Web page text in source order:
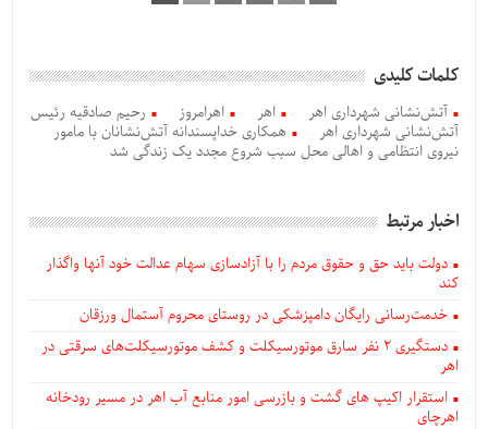
کلمات کلیدی
آتش‌نشانی شهرداری اهر اهر اهرامروز
رحیم صادقیه رئیس
آتش‌نشانی شهرداری اهر
همکاری‌ خداپسندانه آتش‌نشانان با مامور
نیروی انتظامی و اهالی محل سبب شروع مجدد یک زندگی شد
اخبار مرتبط
دولت باید حق و حقوق مردم را با آزادسازی سهام عدالت خود آنها واگذار
کند
خدمت‌رسانی رایگان دامپزشکی در روستای محروم آستمال ورزقان
دستگيری ۲ نفر سارق موتورسیکلت و کشف موتورسیکلت‌های سرقتی در
اهر
استقرار اکیپ های گشت و بازرسی امور منابع آب اهر در مسیر رودخانه
اهرچای